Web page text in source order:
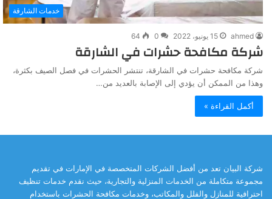
خدمات الشارقة
ahmed 15 يونيو، 2022 0
64
شركة مكافحة حشرات في الشارقة
شركة مكافحة حشرات في الشارقة، تنتشر الحشرات في فصل الصيف بكثرة،
وهذا من الممكن أن يؤدي إلى الإصابة بالعديد من…
أكمل القراءة »
شركة البيان تعد من أفضل الشركات المتخصصة في الإمارات في تقديم
مجموعة متكاملة من الخدمات المنزلية والتجارية، حيث نقدم خدمات تنظيف
احترافية للمنازل والفلل والمكاتب، وخدمات مكافحة الحشرات باستخدام